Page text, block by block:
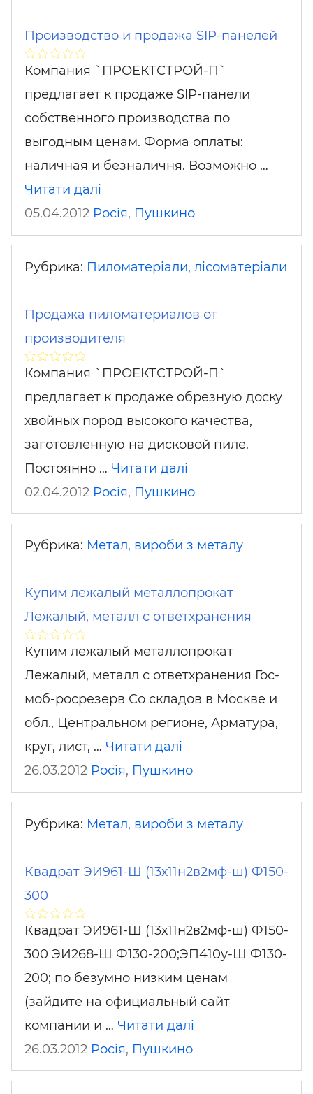
Производство и продажа SIP-панелей
Компания `ПРОЕКТСТРОЙ-П`
предлагает к продаже SIP-панели
собственного производства по
выгодным ценам. Форма оплаты:
наличная и безналичня. Возможно …
Читати далі
05.04.2012 Росія, Пушкино
Рубрика: Пиломатеріали, лісоматеріали
Продажа пиломатериалов от
производителя
Компания `ПРОЕКТСТРОЙ-П`
предлагает к продаже обрезную доску
хвойных пород высокого качества,
заготовленную на дисковой пиле.
Постоянно … Читати далі
02.04.2012 Росія, Пушкино
Рубрика: Метал, вироби з металу
Купим лежалый металлопрокат
Лежалый, металл с ответхранения
Купим лежалый металлопрокат
Лежалый, металл с ответхранения Гос-
моб-росрезерв Со складов в Москве и
обл., Центральном регионе, Арматура,
круг, лист, … Читати далі
26.03.2012 Росія, Пушкино
Рубрика: Метал, вироби з металу
Квадрат ЭИ961-Ш (13х11н2в2мф-ш) Ф150-
300
Квадрат ЭИ961-Ш (13х11н2в2мф-ш) Ф150-
300 ЭИ268-Ш Ф130-200;ЭП410у-Ш Ф130-
200; по безумно низким ценам
(зайдите на официальный сайт
компании и … Читати далі
26.03.2012 Росія, Пушкино